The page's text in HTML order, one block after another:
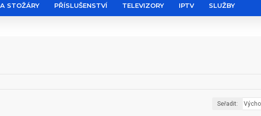
STOŽÁRY PŘÍSLUŠENSTVÍ TELEVIZORY IPTV SLUŽBY
Seřadit: